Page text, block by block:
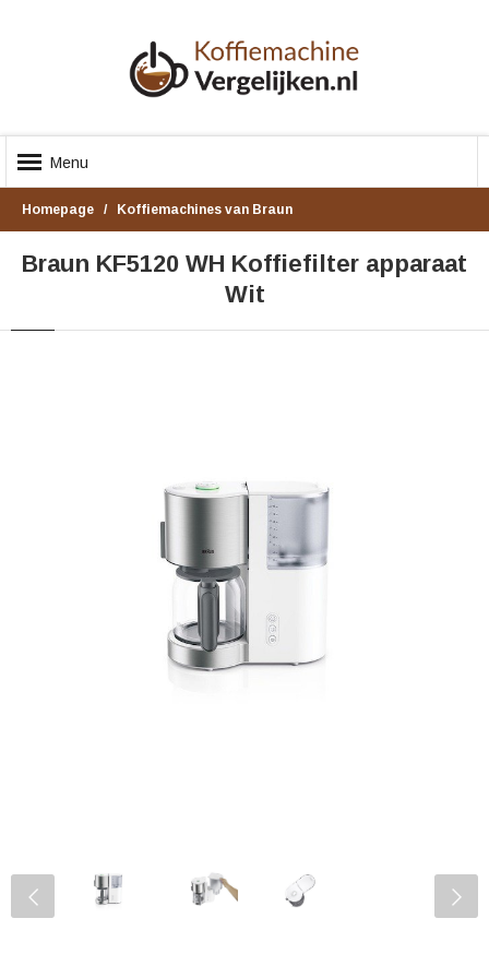
Menu
Homepage Koffiemachines van Braun
Braun KF5120 WH Koffiefilter apparaat
Wit